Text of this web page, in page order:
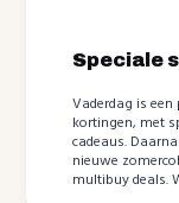
Speciale
Vaderdag is
kortingen, met
cadeaus.
nieuwe
multibuy deals.